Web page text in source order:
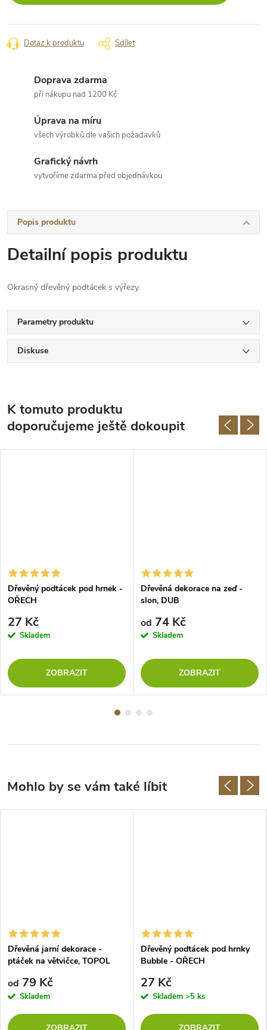
Dotaz k produktu Sdílet
Doprava zdarma
při nákupu nad 1200 Kč
Úprava na míru
všech výrobků dle vašich požadavků
Grafický návrh
vytvoříme zdarma před objednávkou
Popis produktu
Detailní popis produktu
Okrasný dřevěný podtácek s výřezy.
Parametry produktu
Diskuse
K tomuto produktu
doporučujeme ještě dokoupit
Dřevěný podtácek pod hrnek -
OŘECH
27 Kč
Skladem
ZOBRAZIT
Dřevěná dekorace na zeď -
slon, DUB
od 74 Kč
Skladem
ZOBRAZIT
Dřevěná jarní dekorace -
ptáček na větvičce, TOPOL
od 79 Kč
Skladem
ZOBRAZIT
Dřevěný podtácek pod hrnky
Bubble - OŘECH
27 Kč
Skladem >5 ks
ZOBRAZIT